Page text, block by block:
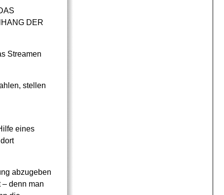
DER
Streamen
stellen
eines
abzugeben
– denn man